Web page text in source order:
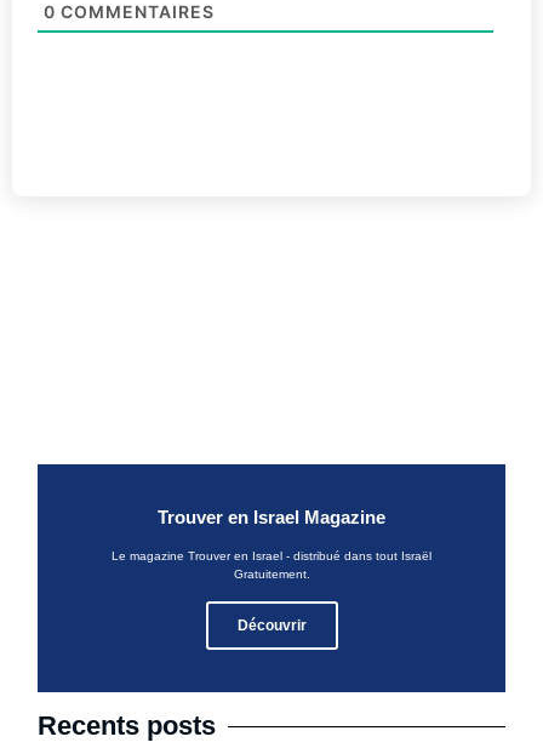
0 COMMENTAIRES
Trouver en Israel Magazine
Le magazine Trouver en Israel - distribué dans tout Israël
Gratuitement.
Découvrir
Recents posts